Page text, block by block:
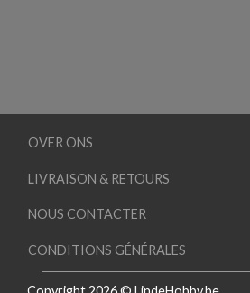
OVER ONS
LIVRAISON & RETOURS
NOUS CONTACTER
CONDITIONS GÉNÉRALES